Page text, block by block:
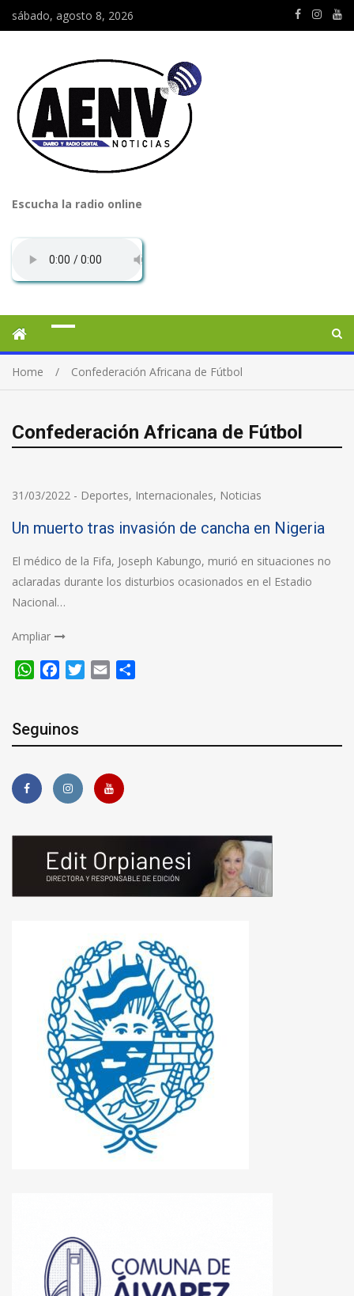
sábado, agosto 8, 2026
Escucha la radio online
Home Confederación Africana de Fútbol
Confederación Africana de Fútbol
31/03/2022 - Deportes, Internacionales, Noticias
Un muerto tras invasión de cancha en Nigeria
El médico de la Fifa, Joseph Kabungo, murió en situaciones no
aclaradas durante los disturbios ocasionados en el Estadio
Nacional…
Ampliar
WhatsApp
FacebookTwitter
Email
Seguinos